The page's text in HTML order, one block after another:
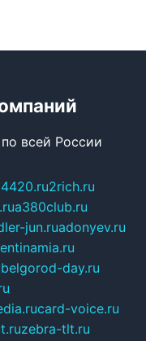
всей России
2rich.ru
a380club.ru
jun.ruadonyev.ru
belgorod-day.ru
card-voice.ru
zebra-tlt.ru